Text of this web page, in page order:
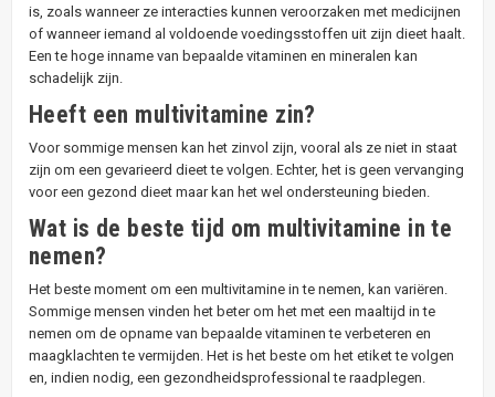
is, zoals wanneer ze interacties kunnen veroorzaken met medicijnen
of wanneer iemand al voldoende voedingsstoffen uit zijn dieet haalt.
Een te hoge inname van bepaalde vitaminen en mineralen kan
schadelijk zijn.
Heeft een multivitamine zin?
Voor sommige mensen kan het zinvol zijn, vooral als ze niet in staat
zijn om een gevarieerd dieet te volgen. Echter, het is geen vervanging
voor een gezond dieet maar kan het wel ondersteuning bieden.
Wat is de beste tijd om multivitamine in te
nemen?
Het beste moment om een multivitamine in te nemen, kan variëren.
Sommige mensen vinden het beter om het met een maaltijd in te
nemen om de opname van bepaalde vitaminen te verbeteren en
maagklachten te vermijden. Het is het beste om het etiket te volgen
en, indien nodig, een gezondheidsprofessional te raadplegen.